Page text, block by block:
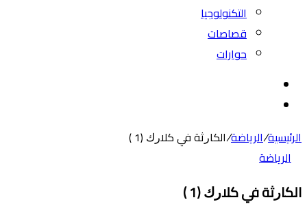
التكنولوجيا
قصاصات
حوارات
الرئيسية/الرياضة/اﻟﻜﺎﺭﺛﺔ ﻓﻲ ﻛﻼﺭﻙ ‏(1 ‏)
الرياضة
اﻟﻜﺎﺭﺛﺔ ﻓﻲ ﻛﻼﺭﻙ ‏(1 ‏)